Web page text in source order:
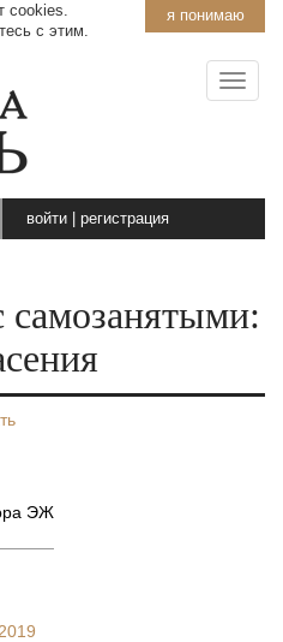
я понимаю
cookies.
с этим.
войти регистрация
самозанятыми:
ЭЖ